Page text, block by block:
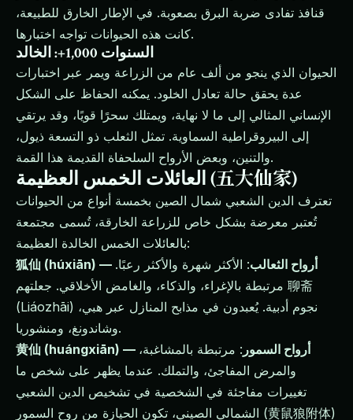
قنافذ تفادى ضربة البرق بصعوبة. في الإطار الخارق للطبيعة،
كانت هذه الحيوانات تواجه اختبارها.
السنوات 1,000+: الخالد
الحيوان الذي ينجو من ألف عام من الزراعة ويمر عبر اختبارات
عدة يحقق حالة تعادل الخلود. يمكنه الحفاظ على الشكل
الإنساني المثالي إلى ما لا نهاية، ويمتلك سحرًا قويًا، وقد يرتقي
إلى البيروقراطية السماوية. تمثل الثعلب ذو التسعة ذيول،
والتنين، وبعض الأرواح السلحفاة القديمة هذا القمة.
العائلات الخمس العظيمة (五大仙家)
تعترف الدين الشعبي شمال الصين بخمسة أنواع من الحيوانات
تُعتبر معرضة بشكل خاص للزراعة الخارقة، تُسمى مجتمعة
بالعائلات الخمس الخالدة العظيمة:
狐仙 (húxiān) — أرواح الثعالب: الأكثر شهرة والأكثر رعبًا.
مرتبطة بالإغراء، والذكاء، والغامض الأخلاقي. جعلتهم 聊斋
(Liáozhāi) نجوم أدبية. يُعبدون في مذابح المنازل عبر هبي،
وشاندونغ، ومنشوريا.
黄仙 (huángxiān) — أرواح السمور : مرتبطة بالمشاغبة،
والمرض المفاجئ، والتملك. عندما يظهر على شخص ما
تغييرات مفاجئة في الشخصية في تشخيص الدين الشعبي
الشمالي الصيني، تكون الحيازة من روح السمور (黄鼠狼附体)